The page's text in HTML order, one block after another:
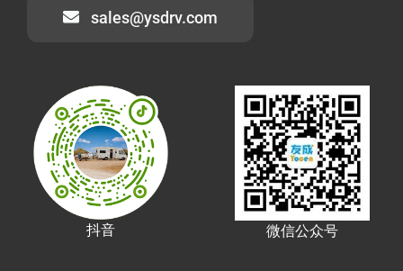
sales@ysdrv.com
抖音 微信公众号